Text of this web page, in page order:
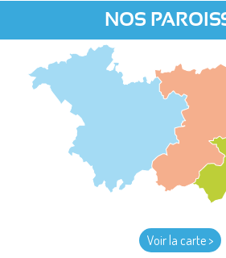
NOS
Voir la carte >